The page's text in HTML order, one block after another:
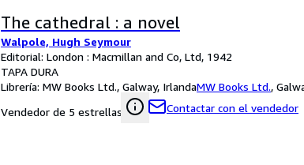
The cathedral : a novel
Walpole, Hugh Seymour
Editorial: London : Macmillan and Co, Ltd, 1942
TAPA DURA
Librería: MW Books Ltd., Galway, IrlandaMW Books Ltd.,
Vendedor de 5 estrellas
Contactar con el vendedor